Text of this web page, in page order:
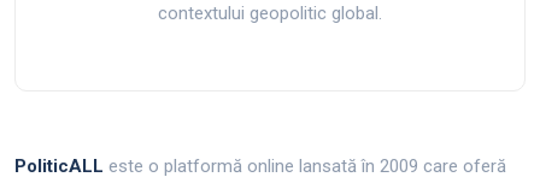
contextului geopolitic global.
PoliticALL este o platformă online lansată în 2009 care oferă